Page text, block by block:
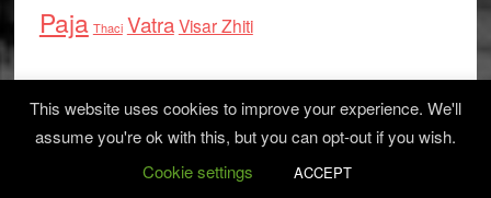
Paja Thaci VatraVisar Zhiti
Log in
This website uses cookies to improve your experience. We'll
assume you're ok with this, but you can opt-out if you wish.
Cookie settings
ACCEPT